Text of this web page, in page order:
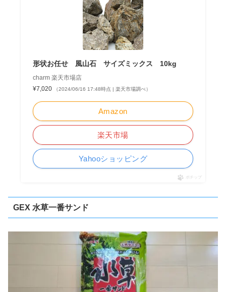
形状お任せ 風山石 サイズミックス 10kg
charm 楽天市場店
¥7,020
（2024/06/16 17:48時点 | 楽天市場調べ）
Amazon
楽天市場
Yahooショッピング
ポチップ
GEX 水草一番サンド